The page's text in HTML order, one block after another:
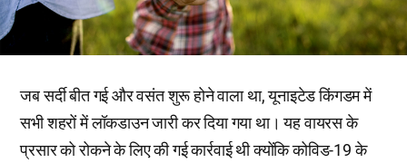
जब सर्दी बीत गई और वसंत शुरू होने वाला था, यूनाइटेड किंगडम में
सभी शहरों में लॉकडाउन जारी कर दिया गया था। यह वायरस के
प्रसार को रोकने के लिए की गई कार्रवाई थी क्योंकि कोविड-19 के